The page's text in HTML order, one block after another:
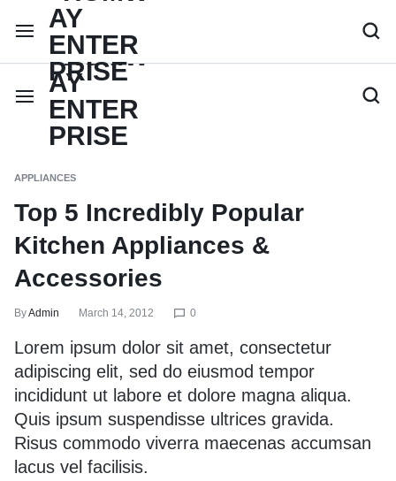
APPLIANCES
Top 5 Incredibly Popular
Kitchen Appliances &
Accessories
ByAdmin March 14, 2012 0
Lorem ipsum dolor sit amet, consectetur
adipiscing elit, sed do eiusmod tempor
incididunt ut labore et dolore magna aliqua.
Quis ipsum suspendisse ultrices gravida.
Risus commodo viverra maecenas accumsan
lacus vel facilisis.